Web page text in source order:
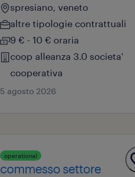
spresiano, veneto
altre tipologie contrattuali
9 € - 10 € oraria
coop alleanza 3.0 societa'
cooperativa
5 agosto 2026
operational
commesso settore